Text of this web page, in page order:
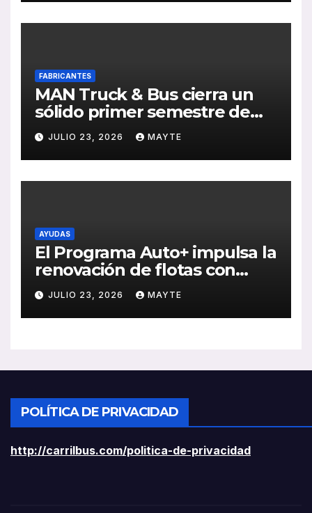
FABRICANTES
MAN Truck & Bus cierra un
sólido primer semestre de
2026 con crecimiento en
ventas, pedidos y
rentabilidad
JULIO 23, 2026 MAYTE
AYUDAS
El Programa Auto+ impulsa la
renovación de flotas con
ayudas a vehículos eléctricos
ligeros
JULIO 23, 2026 MAYTE
POLÍTICA DE PRIVACIDAD
http://carrilbus.com/politica-de-privacidad